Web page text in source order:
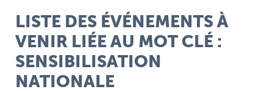
LISTE DES ÉVÉNEMENTS À
VENIR LIÉE AU MOT CLÉ :
SENSIBILISATION
NATIONALE